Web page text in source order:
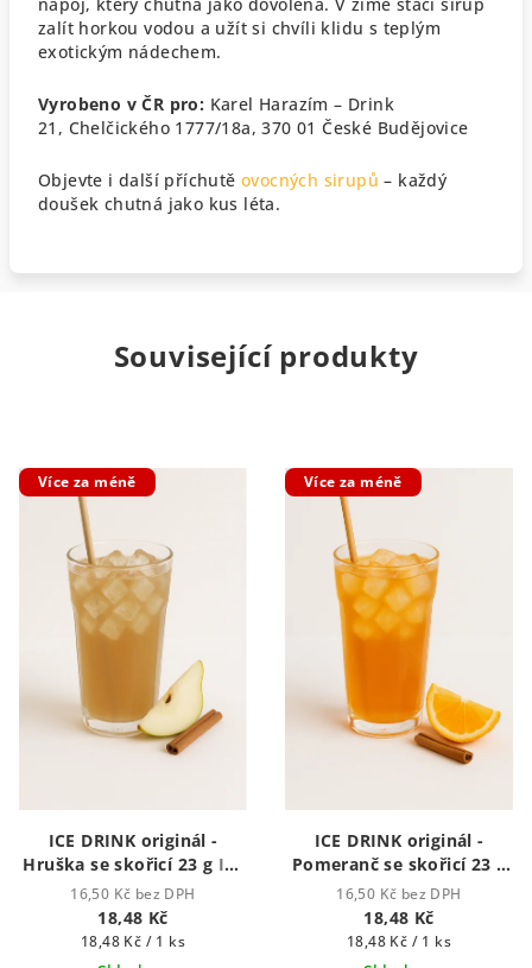
zalít horkou vodou a užít si chvíli klidu s teplým
exotickým nádechem.
Vyrobeno v ČR pro: Karel Harazím – Drink
21, Chelčického 1777/18a, 370 01 České Budějovice
Objevte i další příchutě ovocných sirupů – každý
doušek chutná jako kus léta.
Související produkty
Více za méně
ICE DRINK originál -
Hruška se skořicí 23 g Ice
drink - ledový nápoj
16,50 Kč bez DPH
18,48 Kč
Měrná
cena:
18,48 Kč / 1 ks
Více za méně
ICE DRINK originál -
Pomeranč se skořicí 23 g
Ice drink - ledový nápoj
16,50 Kč bez DPH
18,48 Kč
Měrná
cena:
18,48 Kč / 1 ks